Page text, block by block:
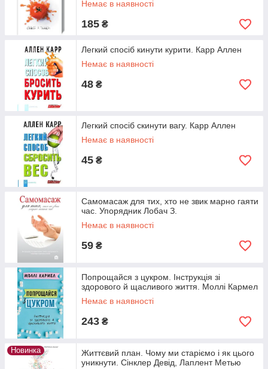
Немає в наявності
185 ₴
Легкий спосіб кинути курити. Карр Аллен
Немає в наявності
48 ₴
Легкий спосіб скинути вагу. Карр Аллен
Немає в наявності
45 ₴
Самомасаж для тих, хто не звик марно гаяти
час. Упорядник Лобач З.
Немає в наявності
59 ₴
Попрощайся з цукром. Інструкція зі
здорового й щасливого життя. Моллі Кармел
Немає в наявності
243 ₴
Новинка
Життєвий план. Чому ми старіємо і як цього
уникнути. Сінклер Девід, Лаплент Метью